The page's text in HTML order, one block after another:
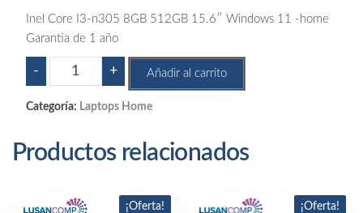
Inel Core I3-n305 8GB 512GB 15.6″ Windows 11 -home
Garantia de 1 año
-
250
G10
cantidad
+ Añadir al carrito
Categoría: Laptops Home
Productos relacionados
¡Oferta! ¡Oferta!